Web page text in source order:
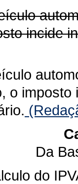
incide
o
Da
do